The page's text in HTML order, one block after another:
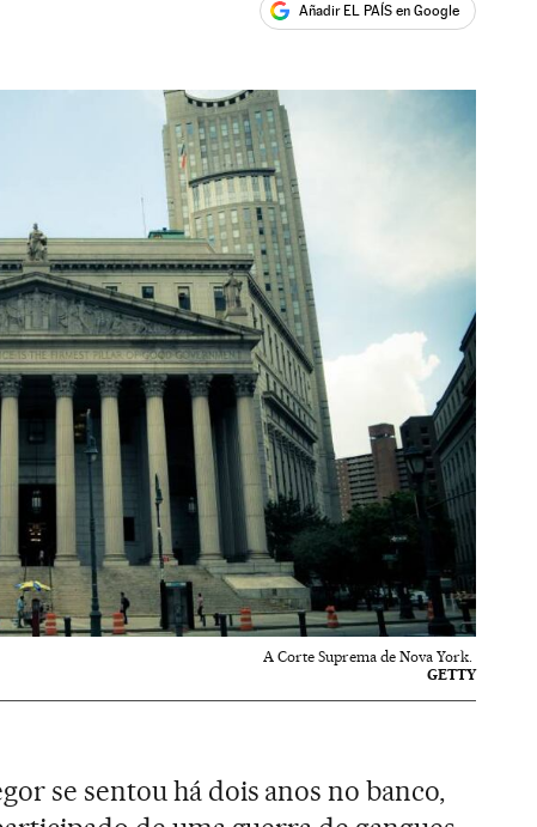
Añadir EL PAÍS en Google
A Corte Suprema de Nova York.
GETTY
se sentou há dois anos no banco,